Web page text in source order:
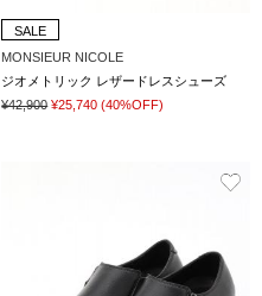
SALE
MONSIEUR NICOLE
ジオメトリック レザードレスシューズ
¥42,900 ¥25,740 (40%OFF)